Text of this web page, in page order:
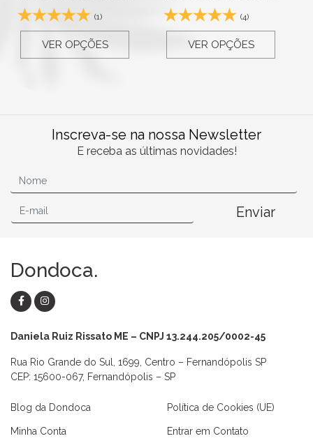
(1)
VER OPÇÕES
(4)
VER OPÇÕES
Inscreva-se na nossa Newsletter
E receba as últimas novidades!
Enviar
Dondoca.
Daniela Ruiz Rissato ME – CNPJ 13.244.205/0002-45
Rua Rio Grande do Sul, 1699, Centro – Fernandópolis SP
CEP: 15600-067, Fernandópolis – SP
Blog da Dondoca
Minha Conta
Política de Cookies (UE)
Entrar em Contato